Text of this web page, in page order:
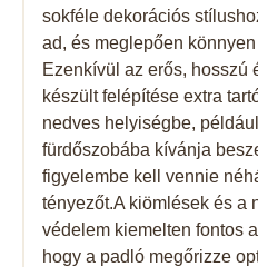
sokféle dekorációs
ad, és meglepően
Ezenkívül az erős, hosszú
készült felépítése extra
nedves helyiségbe,
fürdőszobába kívánja
figyelembe kell vennie
tényezőt.A kiömlések és a
védelem kiemelten fontos
hogy a padló megőrizze